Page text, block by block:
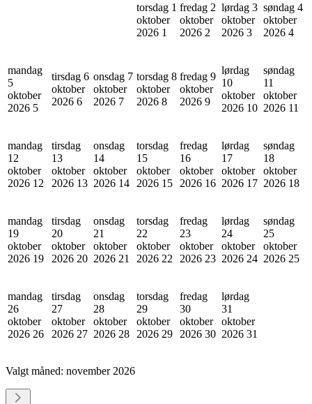
torsdag 1
oktober
2026 1
fredag 2
oktober
2026 2
lørdag 3
oktober
2026 3
søndag 4
oktober
2026 4
mandag
5
oktober
2026 5
tirsdag 6
oktober
2026 6
onsdag 7
oktober
2026 7
torsdag 8
oktober
2026 8
fredag 9
oktober
2026 9
lørdag
10
oktober
2026 10
søndag
11
oktober
2026 11
mandag
12
oktober
2026 12
tirsdag
13
oktober
2026 13
onsdag
14
oktober
2026 14
torsdag
15
oktober
2026 15
fredag
16
oktober
2026 16
lørdag
17
oktober
2026 17
søndag
18
oktober
2026 18
mandag
19
oktober
2026 19
tirsdag
20
oktober
2026 20
onsdag
21
oktober
2026 21
torsdag
22
oktober
2026 22
fredag
23
oktober
2026 23
lørdag
24
oktober
2026 24
søndag
25
oktober
2026 25
mandag
26
oktober
2026 26
tirsdag
27
oktober
2026 27
onsdag
28
oktober
2026 28
torsdag
29
oktober
2026 29
fredag
30
oktober
2026 30
lørdag
31
oktober
2026 31
Valgt måned: november 2026